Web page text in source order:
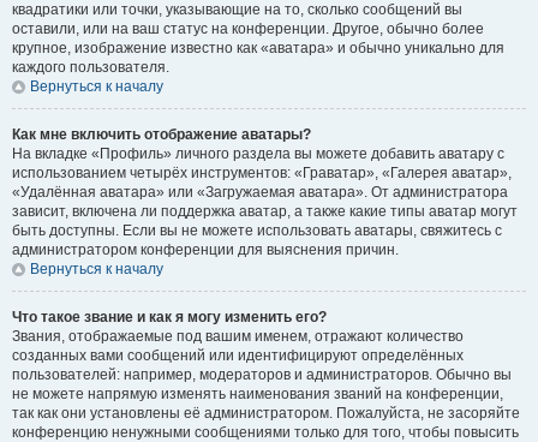
квадратики или точки, указывающие на то, сколько сообщений вы
оставили, или на ваш статус на конференции. Другое, обычно более
крупное, изображение известно как «аватара» и обычно уникально для
каждого пользователя.
Вернуться к началу
Как мне включить отображение аватары?
На вкладке «Профиль» личного раздела вы можете добавить аватару с
использованием четырёх инструментов: «Граватар», «Галерея аватар»,
«Удалённая аватара» или «Загружаемая аватара». От администратора
зависит, включена ли поддержка аватар, а также какие типы аватар могут
быть доступны. Если вы не можете использовать аватары, свяжитесь с
администратором конференции для выяснения причин.
Вернуться к началу
Что такое звание и как я могу изменить его?
Звания, отображаемые под вашим именем, отражают количество
созданных вами сообщений или идентифицируют определённых
пользователей: например, модераторов и администраторов. Обычно вы
не можете напрямую изменять наименования званий на конференции,
так как они установлены её администратором. Пожалуйста, не засоряйте
конференцию ненужными сообщениями только для того, чтобы повысить